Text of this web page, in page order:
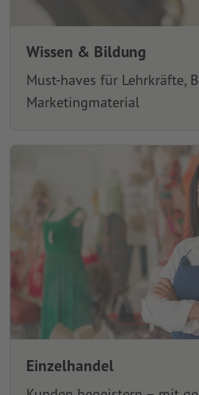
Wissen & Bildung
Must-haves für Lehrkräfte,
Marketingmaterial
Einzelhandel